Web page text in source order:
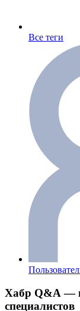
Все теги
Хабр Q&A —
специалистов